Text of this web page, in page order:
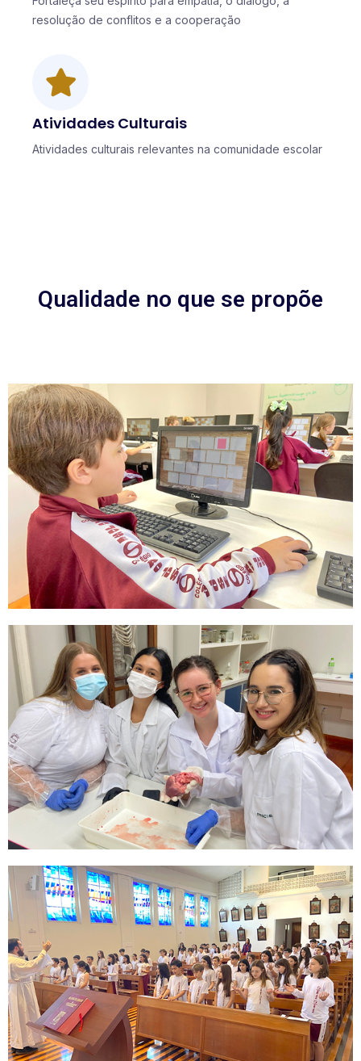
resolução de conflitos e a cooperação
Atividades Culturais
Atividades culturais relevantes na comunidade escolar
Qualidade no que se propõe